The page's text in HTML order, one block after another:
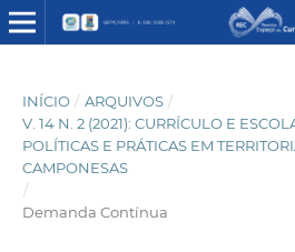
INÍCIO / ARQUIVOS /
V. 14 N. 2 (2021): CURRÍCULO E
POLÍTICAS E PRÁTICAS EM
CAMPONESAS
/
Demanda Contínua